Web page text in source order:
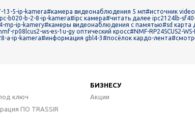
13-5-ip-kamera#камера видеонаблюдения 5 мп#источник
b020-b-2-8-ip-kamera#ipc камера#читать далее ipc2124lb-
mp-ip-kamery#камеры видеонаблюдения с памятью#sd карта
rp08lcus2-ws-es-1u-gy оптический кросс#NMF-RP24SCUS2-WS-
a-ip-kamera#информация gbl4-3#посёлок кардо-лента
ключ
ПО TRASSIR
БИЗНЕСУ
Акции